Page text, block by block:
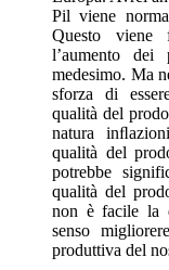
Pil viene
Questo viene
l’aumento dei
medesimo. Ma
sforza di
qualità del
natura
qualità del
potrebbe
qualità del
non è facile la
senso
produttiva del